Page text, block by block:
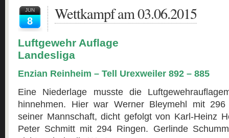
JUN
8 Wettkampf am 03.06.2015
Luftgewehr Auflage
Landesliga
Enzian Reinheim – Tell Urexweiler 892 – 885
Eine Niederlage musste die
hinnehmen. Hier war Werner Bleymehl mit
seiner Mannschaft, dicht gefolgt von Karl-Heinz
Peter Schmitt mit 294 Ringen. Gerlinde